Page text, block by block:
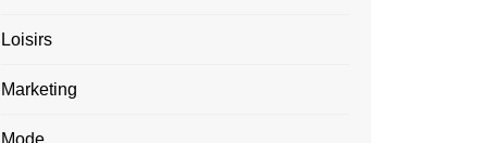
Loisirs
Marketing
Mode